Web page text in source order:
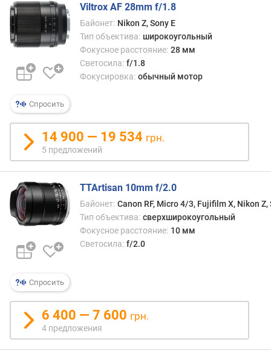
м
н
м
а
ь
н
а
я
д
и
с
т
н
и
я
о
к
у
с
и
р
Спросить
Viltrox AF 28mm f/1.8
Байонет: Nikon Z, Sony E
Тип объектива: широкоугольный
Фокусное расстояние: 28 мм
Светосила: f/1.8
Фокусировка: обычный мотор
14 900 — 19 534 грн.
5 предложений
Спросить
TTArtisan 10mm f/2.0
Байонет: Canon RF, Micro 4/3, Fujifilm X, Nikon Z,
Тип объектива: сверхширокоугольный
Фокусное расстояние: 10 мм
Светосила: f/2.0
6 400 — 7 600 грн.
4 предложения